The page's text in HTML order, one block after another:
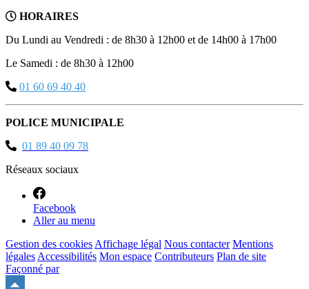
HORAIRES
Du Lundi au Vendredi : de 8h30 à 12h00 et de 14h00 à 17h00
Le Samedi : de 8h30 à 12h00
01 60 69 40 40
POLICE MUNICIPALE
01 89 40 09 78
Réseaux sociaux
Facebook
Aller au menu
Gestion des cookies Affichage légal Nous contacter Mentions
légales Accessibilités Mon espace Contributeurs Plan de site
Façonné par